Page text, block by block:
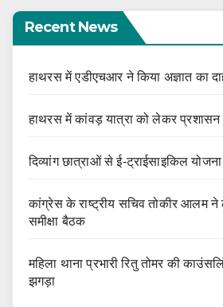
Recent News
हाथरस में एडीएचआर ने किया अज्ञात का
हाथरस में कांवड़ यात्रा को लेकर प्रशासन
दिव्यांग छात्राओं से ई-ट्राईसाइकिल
कांग्रेस के राष्ट्रीय सचिव तोकीर आलम
समीक्षा बैठक
महिला थाना प्रभारी रितु तोमर की
झगड़ा